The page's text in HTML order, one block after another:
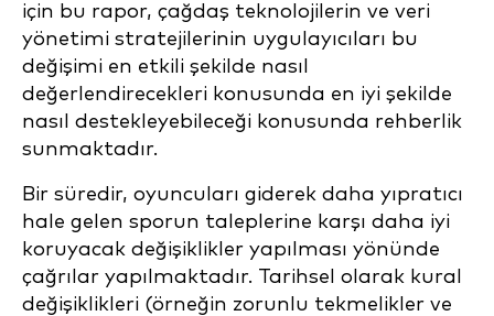
için bu rapor, çağdaş teknolojilerin ve veri
yönetimi stratejilerinin uygulayıcıları bu
değişimi en etkili şekilde nasıl
değerlendirecekleri konusunda en iyi şekilde
nasıl destekleyebileceği konusunda rehberlik
sunmaktadır.
Bir süredir, oyuncuları giderek daha yıpratıcı
hale gelen sporun taleplerine karşı daha iyi
koruyacak değişiklikler yapılması yönünde
çağrılar yapılmaktadır. Tarihsel olarak kural
değişiklikleri (örneğin zorunlu tekmelikler ve